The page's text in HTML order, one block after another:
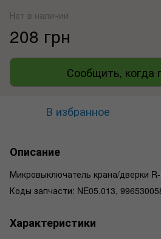
Нет в наличии
208 грн
Сообщить, когда
В избранное
Описание
Микровыключатель крана/дверки
Коды запчасти: NE05.013,
Характеристики